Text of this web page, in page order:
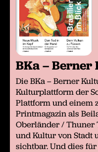
BKa –
Die BKa – Berner
Kulturplattform der
Plattform und einem
Printmagazin als
Oberländer / Thuner
und Kultur von Stadt
sichtbar. Und dies